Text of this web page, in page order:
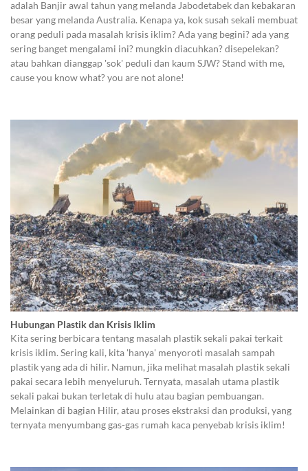
adalah Banjir awal tahun yang melanda Jabodetabek dan kebakaran
besar yang melanda Australia. Kenapa ya, kok susah sekali membuat
orang peduli pada masalah krisis iklim? Ada yang begini? ada yang
sering banget mengalami ini? mungkin diacuhkan? disepelekan?
atau bahkan dianggap 'sok' peduli dan kaum SJW? Stand with me,
cause you know what? you are not alone!
Hubungan Plastik dan Krisis Iklim
Kita sering berbicara tentang masalah plastik sekali pakai terkait
krisis iklim. Sering kali, kita 'hanya' menyoroti masalah sampah
plastik yang ada di hilir. Namun, jika melihat masalah plastik sekali
pakai secara lebih menyeluruh. Ternyata, masalah utama plastik
sekali pakai bukan terletak di hulu atau bagian pembuangan.
Melainkan di bagian Hilir, atau proses ekstraksi dan produksi, yang
ternyata menyumbang gas-gas rumah kaca penyebab krisis iklim!